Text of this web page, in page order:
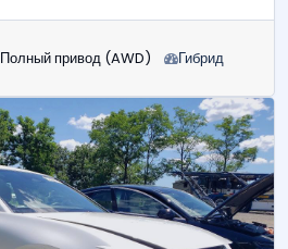
Полный привод (AWD) Гибрид